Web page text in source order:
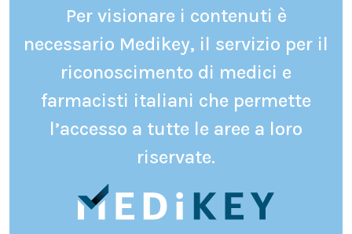
Per visionare i contenuti è
necessario Medikey, il servizio per il
riconoscimento di medici e
farmacisti italiani che permette
l’accesso a tutte le aree a loro
riservate.